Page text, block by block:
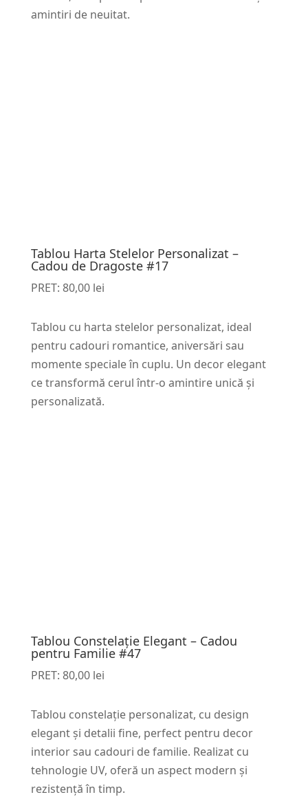
amintiri de neuitat.
Tablou Harta Stelelor Personalizat –
Cadou de Dragoste #17
PRET: 80,00 lei
Tablou cu harta stelelor personalizat, ideal
pentru cadouri romantice, aniversări sau
momente speciale în cuplu. Un decor elegant
ce transformă cerul într-o amintire unică și
personalizată.
Tablou Constelație Elegant – Cadou
pentru Familie #47
PRET: 80,00 lei
Tablou constelație personalizat, cu design
elegant și detalii fine, perfect pentru decor
interior sau cadouri de familie. Realizat cu
tehnologie UV, oferă un aspect modern și
rezistență în timp.